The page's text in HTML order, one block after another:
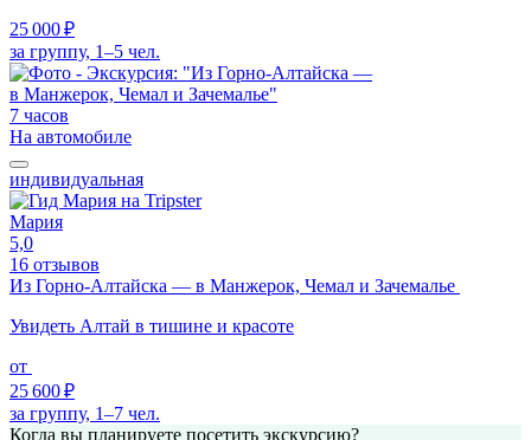
25 000 ₽
за группу, 1–5 чел.
7 часов
На автомобиле
индивидуальная
Мария
5,0
16 отзывов
Из Горно-Алтайска — в Манжерок, Чемал и Зачемалье
Увидеть Алтай в тишине и красоте
от
25 600 ₽
за группу, 1–7 чел.
Когда вы планируете посетить экскурсию?